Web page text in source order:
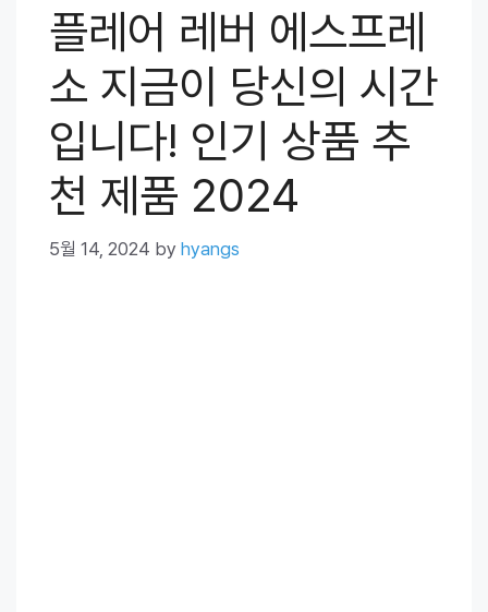
플레어 레버 에스프레
소 지금이 당신의 시간
입니다! 인기 상품 추
천 제품 2024
5월 14, 2024 by hyangs